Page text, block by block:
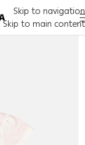
Skip to navigation
Skip to main content